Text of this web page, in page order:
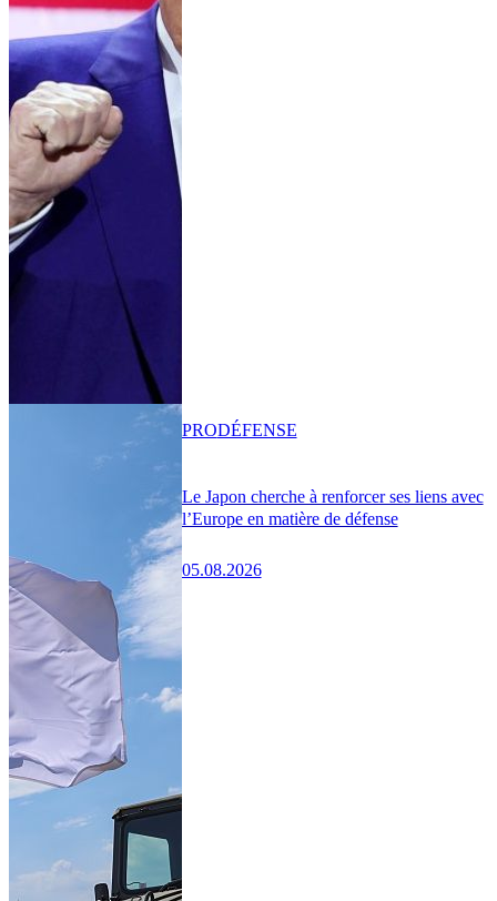
Le Japon cherche à renforcer ses liens avec
l’Europe en matière de défense
05.08.2026
PRODÉFENSE